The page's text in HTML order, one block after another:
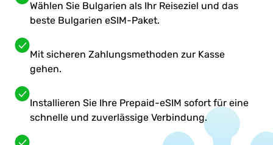
Wählen Sie Bulgarien als Ihr Reiseziel und das
beste Bulgarien eSIM-Paket.
Mit sicheren Zahlungsmethoden zur Kasse
gehen.
Installieren Sie Ihre Prepaid-eSIM sofort für eine
schnelle und zuverlässige Verbindung.